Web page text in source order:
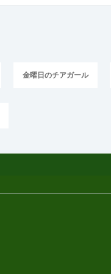
金曜日のチアガール